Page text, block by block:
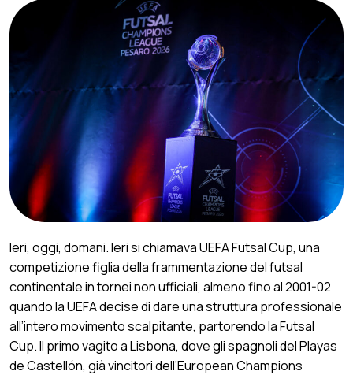
Ieri, oggi, domani. Ieri si chiamava UEFA Futsal Cup, una
competizione figlia della frammentazione del futsal
continentale in tornei non ufficiali, almeno fino al 2001-02
quando la UEFA decise di dare una struttura professionale
all’intero movimento scalpitante, partorendo la Futsal
Cup. Il primo vagito a Lisbona, dove gli spagnoli del Playas
de Castellón, già vincitori dell’European Champions